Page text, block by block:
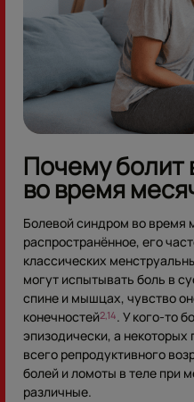
Почему болит
во время
Болевой синдром во время
распространённое, его
классических
могут испытывать боль в
спине и мышцах, чувство
конечностей2,14. У кого-то
эпизодически, а
всего репродуктивного
болей и ломоты в теле при
различные.